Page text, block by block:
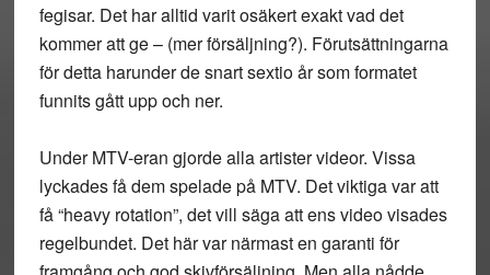
fegisar. Det har alltid varit osäkert exakt vad det
kommer att ge – (mer försäljning?). Förutsättningarna
för detta harunder de snart sextio år som formatet
funnits gått upp och ner.
Under MTV-eran gjorde alla artister videor. Vissa
lyckades få dem spelade på MTV. Det viktiga var att
få “heavy rotation”, det vill säga att ens video visades
regelbundet. Det här var närmast en garanti för